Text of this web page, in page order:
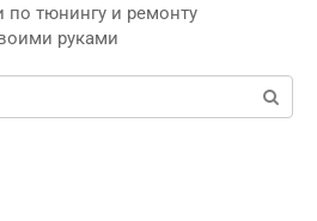
по тюнингу и ремонту
руками